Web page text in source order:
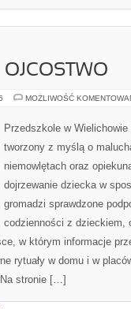
MOŻLIWOŚĆ
Przedszkole w
tworzony z myślą o
niemowlętach oraz
dojrzewanie dziecka w
gromadzi sprawdzone
codzienności z dzieckiem,
w którym informacje
rytuały w domu i w
stronie […]